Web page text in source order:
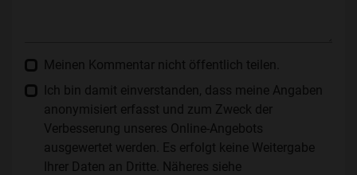
Meinen Kommentar nicht öffentlich teilen.
Ich bin damit einverstanden, dass meine Angaben
anonymisiert erfasst und zum Zweck der
Verbesserung unseres Online-Angebots
ausgewertet werden. Es erfolgt keine Weitergabe
Ihrer Daten an Dritte. Näheres siehe